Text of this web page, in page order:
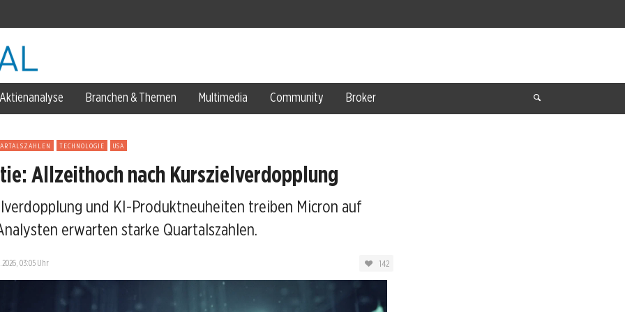
Armee
Aktienanalyse Branchen & Themen Multimedia Community Broker
TECHNOLOGIE USA
Allzeithoch nach Kurszielverdopplung
und KI-Produktneuheiten treiben Micron auf
erwarten starke Quartalszahlen.
03:05 Uhr 142